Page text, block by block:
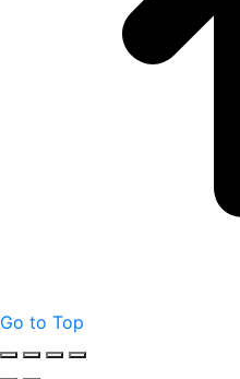
Go to Top